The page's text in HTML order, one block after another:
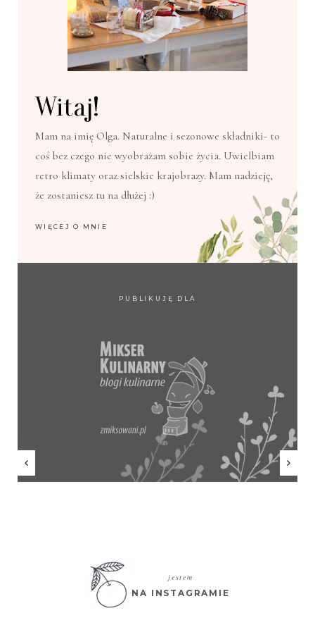
Witaj!
Mam na imię Olga. Naturalne i sezonowe składniki- to
coś bez czego nie wyobrażam sobie życia. Uwielbiam
retro klimaty oraz sielskie krajobrazy. Mam nadzieję,
że zostaniesz tu na dłużej :)
WIĘCEJ O MNIE
PUBLIKUJĘ DLA
/* Kod nowej strony */ /* Kod nowej strony */
jestem
NA INSTAGRAMIE